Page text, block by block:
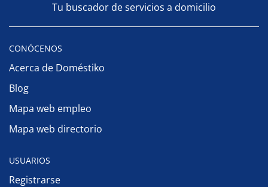
Tu buscador de servicios a domicilio
CONÓCENOS
Acerca de Doméstiko
Blog
Mapa web empleo
Mapa web directorio
USUARIOS
Registrarse